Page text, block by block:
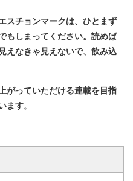
スチョンマークは、ひとまず
もしまってください。読めば
えなきゃ見えないで、飲み込
がっていただける連載を目指
ます。